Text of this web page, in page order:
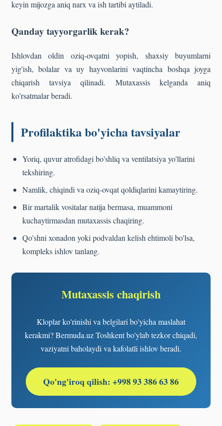
keyin mijozga aniq narx va ish tartibi aytiladi.
Qanday tayyorgarlik kerak?
Ishlovdan oldin oziq-ovqatni yopish, shaxsiy buyumlarni
yig'ish, bolalar va uy hayvonlarini vaqtincha boshqa joyga
chiqarish tavsiya qilinadi. Mutaxassis kelganda aniq
ko'rsatmalar beradi.
Profilaktika bo'yicha tavsiyalar
Yoriq, quvur atrofidagi bo'shliq va ventilatsiya yo'llarini
tekshiring.
Namlik, chiqindi va oziq-ovqat qoldiqlarini kamaytiring.
Bir martalik vositalar natija bermasa, muammoni
kuchaytirmasdan mutaxassis chaqiring.
Qo'shni xonadon yoki podvaldan kelish ehtimoli bo'lsa,
kompleks ishlov tanlang.
Mutaxassis chaqirish
Kloplar ko'rinishi va belgilari bo'yicha maslahat
kerakmi? Bermuda.uz Toshkent bo'ylab tezkor chiqadi,
vaziyatni baholaydi va kafolatli ishlov beradi.
Qo'ng'iroq qilish: +998 93 386 63 86